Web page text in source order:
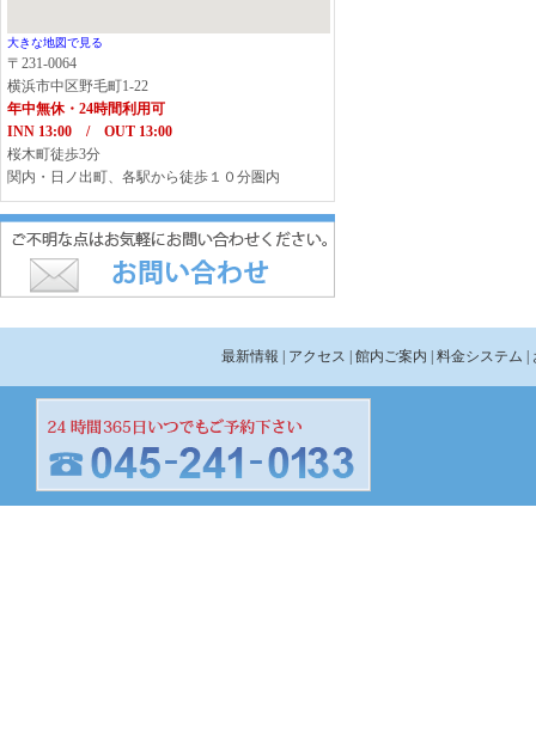
大きな地図で見る
〒231-0064
横浜市中区野毛町1-22
年中無休・24時間利用可
INN 13:00 / OUT 13:00
桜木町徒歩3分
関内・日ノ出町、各駅から徒歩１０分圏内
最新情報 | アクセス | 館内ご案内 | 料金システム